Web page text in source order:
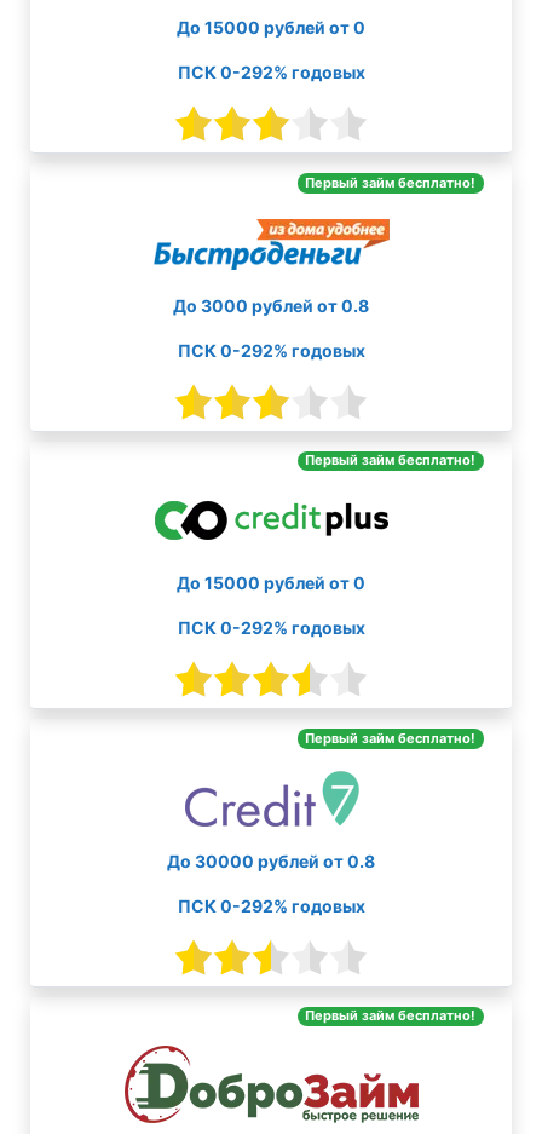
До 15000 рублей от 0
ПСК 0-292% годовых
Первый займ бесплатно!
До 3000 рублей от 0.8
ПСК 0-292% годовых
Первый займ бесплатно!
До 15000 рублей от 0
ПСК 0-292% годовых
Первый займ бесплатно!
До 30000 рублей от 0.8
ПСК 0-292% годовых
Первый займ бесплатно!